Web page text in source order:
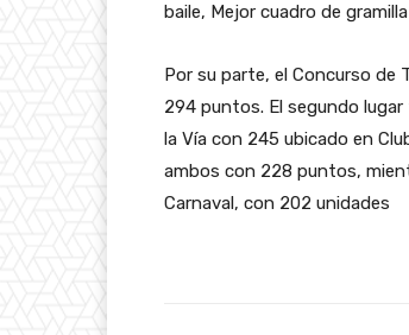
baile, Mejor cuadro de
Por su parte, el Concurso de
294 puntos. El segundo
la Vía con 245 ubicado en
ambos con 228 puntos,
Carnaval, con 202 unidades